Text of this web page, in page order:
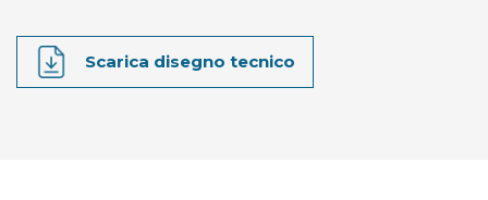
Scarica disegno tecnico